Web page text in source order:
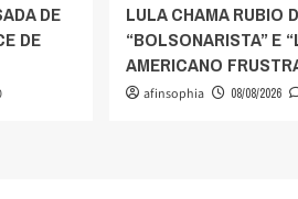
DE
DE
LULA CHAMA RUBIO
“BOLSONARISTA” E
AMERICANO
afinsophia 08/08/2026